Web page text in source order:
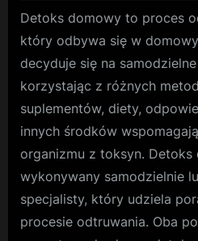
Detoks domowy to proces
który odbywa się w
decyduje się na
korzystając z różnych
suplementów, diety,
innych środków
organizmu z toksyn.
wykonywany samodzielnie
specjalisty, który udziela
procesie odtruwania. Oba